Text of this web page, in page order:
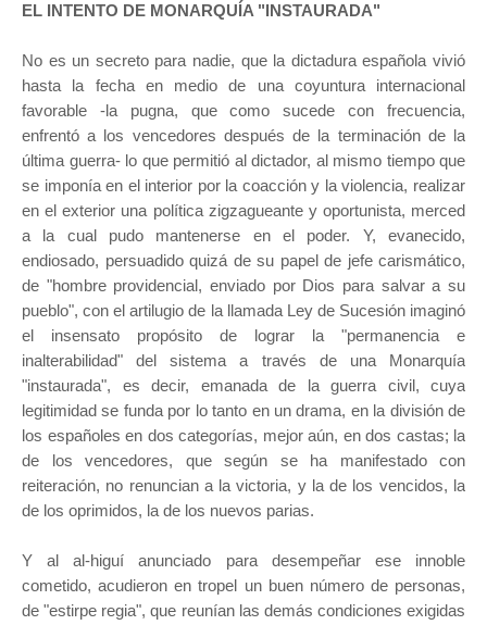
EL INTENTO DE MONARQUÍA "INSTAURADA"
No es un secreto para nadie, que la dictadura española vivió
hasta la fecha en medio de una coyuntura internacional
favorable -la pugna, que como sucede con frecuencia,
enfrentó a los vencedores después de la terminación de la
última guerra- lo que permitió al dictador, al mismo tiempo que
se imponía en el interior por la coacción y la violencia, realizar
en el exterior una política zigzagueante y oportunista, merced
a la cual pudo mantenerse en el poder. Y, evanecido,
endiosado, persuadido quizá de su papel de jefe carismático,
de "hombre providencial, enviado por Dios para salvar a su
pueblo", con el artilugio de la llamada Ley de Sucesión imaginó
el insensato propósito de lograr la "permanencia e
inalterabilidad" del sistema a través de una Monarquía
"instaurada", es decir, emanada de la guerra civil, cuya
legitimidad se funda por lo tanto en un drama, en la división de
los españoles en dos categorías, mejor aún, en dos castas; la
de los vencedores, que según se ha manifestado con
reiteración, no renuncian a la victoria, y la de los vencidos, la
de los oprimidos, la de los nuevos parias.
Y al al-higuí anunciado para desempeñar ese innoble
cometido, acudieron en tropel un buen número de personas,
de "estirpe regia", que reunían las demás condiciones exigidas